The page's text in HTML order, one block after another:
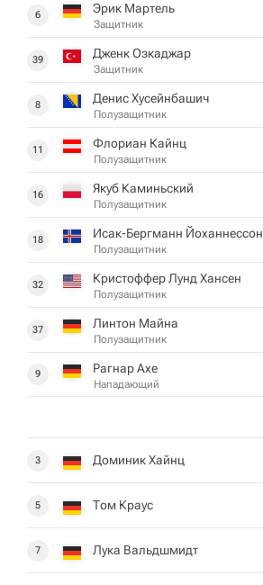
6 Эрик Мартель
Защитник
39 Дженк Озкаджар
Защитник
8 Денис Хусейнбашич
Полузащитник
11 Флориан Кайнц
Полузащитник
16 Якуб Каминьский
Полузащитник
18 Исак-Бергманн Йоханнессон
Полузащитник
32 Кристоффер Лунд Хансен
Полузащитник
37 Линтон Майна
Полузащитник
9 Рагнар Ахе
Нападающий
3 Доминик Хайнц
5 Том Краус
7 Лука Вальдшмидт